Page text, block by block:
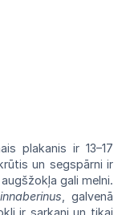
plakanis ir 13–17
un segspārni ir
gali melni.
, galvenā
ir sarkaniun tikai